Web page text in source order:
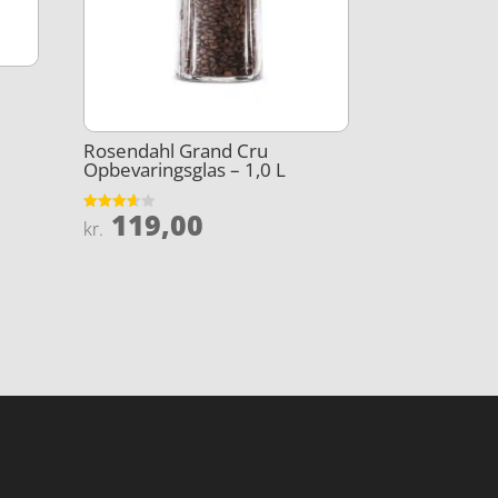
Rosendahl Grand Cru
Opbevaringsglas – 1,0 L
Vurderet
3.6
kr. 119,00